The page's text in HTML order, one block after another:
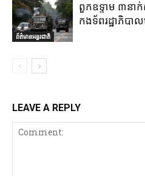
ព័ត៌មានអន្តរជាតិ
ពួកឧទ្ទាម ៣នាក់
កងទ័ពរដ្ឋាភិបា
LEAVE A REPLY